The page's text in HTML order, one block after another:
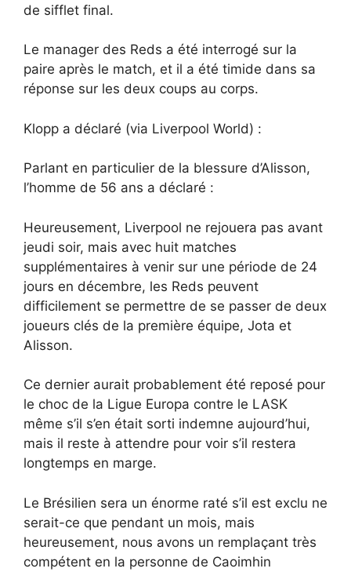
de sifflet final.
Le manager des Reds a été interrogé sur la
paire après le match, et il a été timide dans sa
réponse sur les deux coups au corps.
Klopp a déclaré (via Liverpool World) :
Parlant en particulier de la blessure d’Alisson,
l’homme de 56 ans a déclaré :
Heureusement, Liverpool ne rejouera pas avant
jeudi soir, mais avec huit matches
supplémentaires à venir sur une période de 24
jours en décembre, les Reds peuvent
difficilement se permettre de se passer de deux
joueurs clés de la première équipe, Jota et
Alisson.
Ce dernier aurait probablement été reposé pour
le choc de la Ligue Europa contre le LASK
même s’il s’en était sorti indemne aujourd’hui,
mais il reste à attendre pour voir s’il restera
longtemps en marge.
Le Brésilien sera un énorme raté s’il est exclu ne
serait-ce que pendant un mois, mais
heureusement, nous avons un remplaçant très
compétent en la personne de Caoimhin